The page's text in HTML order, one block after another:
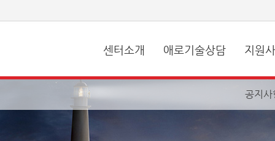
센터소개 애로기술상담 지원
공지사